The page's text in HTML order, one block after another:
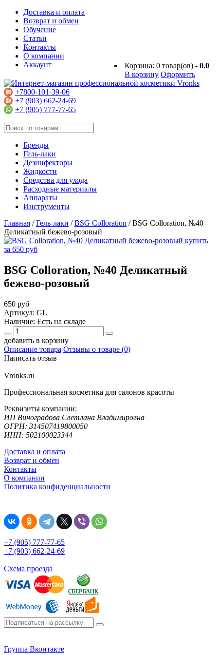
Доставка и оплата
Возврат и обмен
Обучение
Статьи
Контакты
О компании
Корзина: 0 товар(ов) - 0.0
В корзину Оформить
Аккаунт
+7800-101-39-06
+7 (903) 662-24-69
+7 (905) 777-77-65
Бренды
Гель-лаки
Дезинфекторы
Жидкости
Средства для ухода
Расходные материалы
Аппараты
Инструменты
Главная /Гель-лаки /BSG Colloration /BSG Colloration, №40
Деликатный бежево-розовый
BSG Colloration, №40 Деликатный
бежево-розовый
650 руб
Артикул: GL
Наличие: Есть на складе
добавить в корзину
Описание товара Отзывы о товаре (0)
Написать отзыв
Vronks.ru
Профессиональная косметика для салонов красоты
Реквизиты компании:
ИП Виноградова Светлана Владимировна
ОГРН: 314507419800050
ИНН: 502100023344
Доставка и оплата
Возврат и обмен
Контакты
О компании
Политика конфиденциальности
+7 (905) 777-77-65
+7 (903) 662-24-69
Схема проезда
Группа Вконтакте